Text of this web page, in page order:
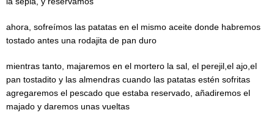
ahora, sofreímos las patatas en el mismo aceite donde habremos
tostado antes una rodajita de pan duro
mientras tanto, majaremos en el mortero la sal, el perejil,el ajo,el
pan tostadito y las almendras cuando las patatas estén sofritas
agregaremos el pescado que estaba reservado, añadiremos el
majado y daremos unas vueltas